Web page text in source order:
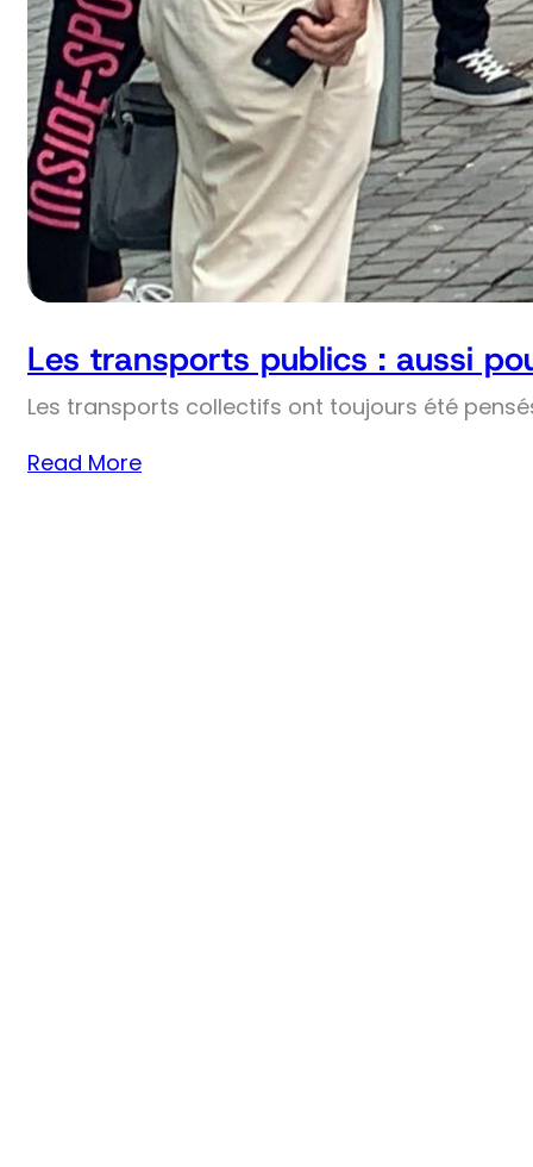
Les transports publics : aussi
Les transports collectifs ont toujours été
Read More